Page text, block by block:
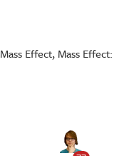
Mass Effect, Mass Effect: